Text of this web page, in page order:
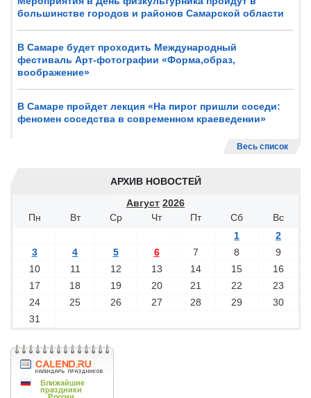
большинстве городов и районов Самарской области
В Самаре будет проходить Международный
фестиваль Арт-фотографии «Форма,образ,
воображение»
В Самаре пройдет лекция «На пирог пришли соседи:
феномен соседства в современном краеведении»
Весь список
АРХИВ НОВОСТЕЙ
Август 2026
Пн
Вт Ср Чт Пт Сб
Вс
1
2
3
4 5 6 7 8
9
10
11 12 13 14 15
16
17
18 19 20 21 22
23
24
25 26 27 28 29
30
31